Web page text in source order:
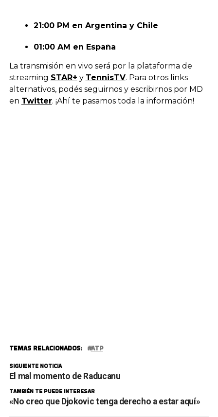
21:00 PM en Argentina y Chile
01:00 AM en España
La transmisión en vivo será por la plataforma de
streaming STAR+ y TennisTV. Para otros links
alternativos, podés seguirnos y escribirnos por MD
en Twitter. ¡Ahí te pasamos toda la información!
TEMAS RELACIONADOS: ATP
SIGUIENTE NOTICIA
El mal momento de Raducanu
TAMBIÉN TE PUEDE INTERESAR
«No creo que Djokovic tenga derecho a estar aquí»